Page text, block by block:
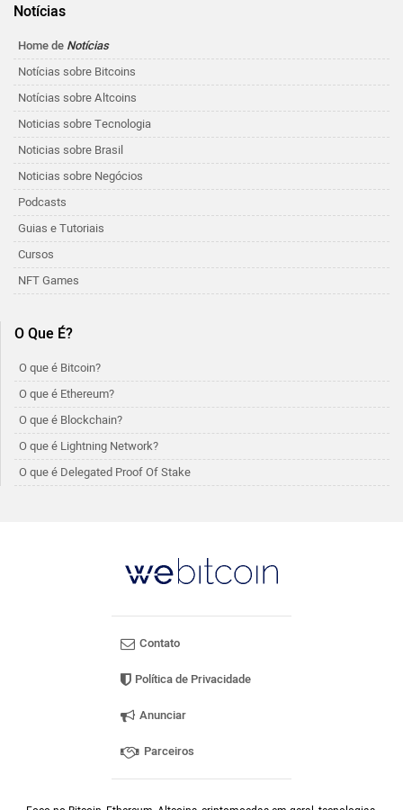
Notícias
Home de Notícias
Notícias sobre Bitcoins
Notícias sobre Altcoins
Noticias sobre Tecnologia
Noticias sobre Brasil
Noticias sobre Negócios
Podcasts
Guias e Tutoriais
Cursos
NFT Games
O Que É?
O que é Bitcoin?
O que é Ethereum?
O que é Blockchain?
O que é Lightning Network?
O que é Delegated Proof Of Stake
Contato
Política de Privacidade
Anunciar
Parceiros